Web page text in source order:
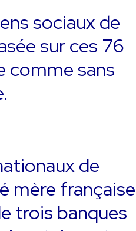
sociaux de
sur ces 76
comme sans
de
mère française
trois banques